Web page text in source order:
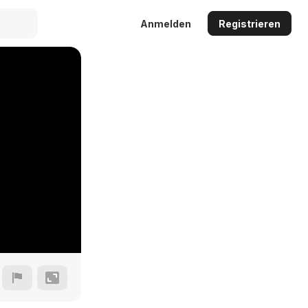
Anmelden Registrieren